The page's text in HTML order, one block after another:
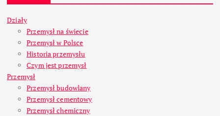
Działy
Przemysł na świecie
Przemysł w Polsce
Historia przemysłu
Czym jest przemysł
Przemysł
Przemysł budowlany
Przemysł cementowy
Przemysł chemiczny